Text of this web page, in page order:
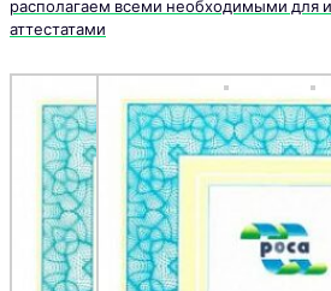
располагаем всеми необходимыми для
аттестатами